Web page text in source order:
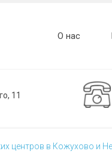
О нас
11
центров в Кожухово и